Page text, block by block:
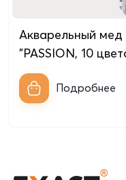
Акварельный мед
"PASSION, 10
Подробнее